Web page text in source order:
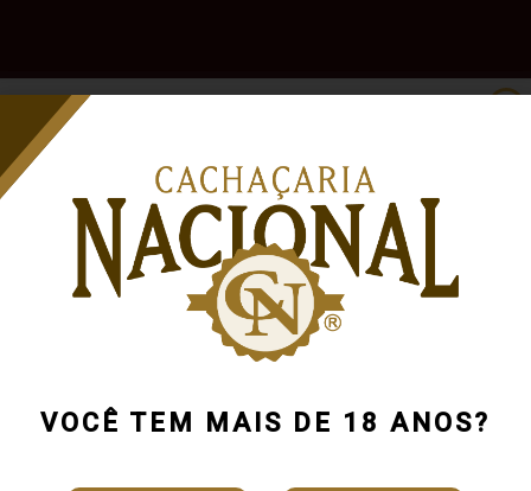
VOCÊ TEM MAIS DE 18 ANOS?
Acessórios
Outras
Bebidas
Marcas